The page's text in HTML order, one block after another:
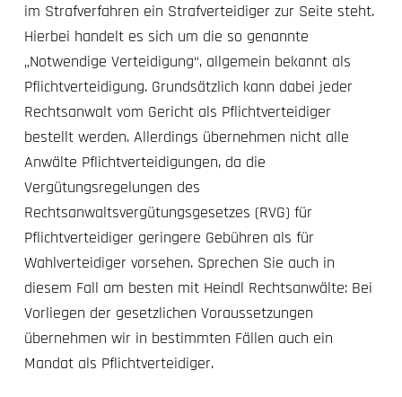
im Strafverfahren ein Strafverteidiger zur Seite steht.
Hierbei handelt es sich um die so genannte
„Notwendige Verteidigung“, allgemein bekannt als
Pflichtverteidigung. Grundsätzlich kann dabei jeder
Rechtsanwalt vom Gericht als Pflichtverteidiger
bestellt werden. Allerdings übernehmen nicht alle
Anwälte Pflichtverteidigungen, da die
Vergütungsregelungen des
Rechtsanwaltsvergütungsgesetzes (RVG) für
Pflichtverteidiger geringere Gebühren als für
Wahlverteidiger vorsehen. Sprechen Sie auch in
diesem Fall am besten mit Heindl Rechtsanwälte: Bei
Vorliegen der gesetzlichen Voraussetzungen
übernehmen wir in bestimmten Fällen auch ein
Mandat als Pflichtverteidiger.